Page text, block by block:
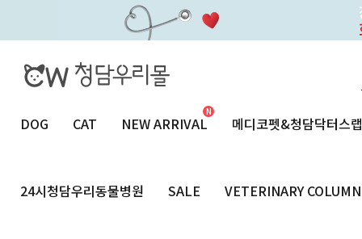
DOG CAT NEW ARRIVAL 메디코펫&청담닥터스랩
24시청담우리동물병원 SALE VETERINARY COLUMN